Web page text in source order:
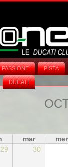
PASSIONE PISTA
DUCATI
mar
mer
29 30